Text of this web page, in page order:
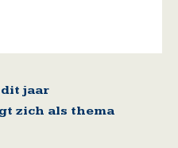
jaar
zich als thema